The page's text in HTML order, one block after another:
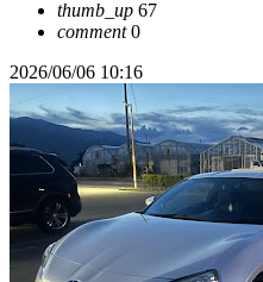
thumb_up 67
comment0
2026/06/06 10:16